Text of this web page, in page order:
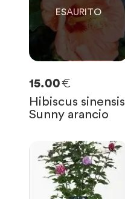
15.00€
Hibiscus sinensis
Sunny arancio